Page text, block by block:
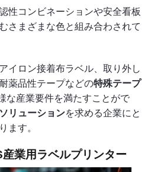
性コンビネーションや安全看板
さまざまな色と組み合わされて
イロン接着布ラベル、取り外し
薬品性テープなどの特殊テープ
な産業要件を満たすことがで
リューションを求める企業にと
ます。
業用ラベルプリンター